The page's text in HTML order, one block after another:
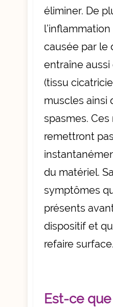
éliminer. De
causée par le
entraîne aussi
(tissu
muscles ainsi
spasmes. Ces
remettront pas
du matériel.
symptômes
présents
dispositif et
refaire surface.
Est-ce